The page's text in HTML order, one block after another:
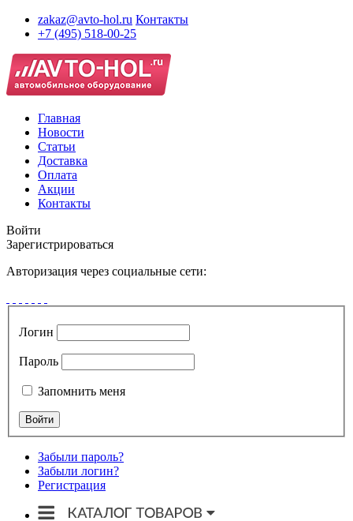
zakaz@avto-hol.ru Контакты
+7 (495) 518-00-25
Главная
Новости
Статьи
Доставка
Оплата
Акции
Контакты
Войти
Зарегистрироваться
Авторизация через социальные сети:
Логин
Пароль
Запомнить меня
Забыли пароль?
Забыли логин?
Регистрация